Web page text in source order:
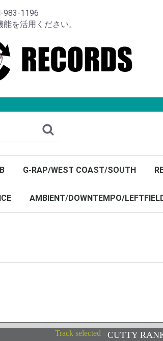
983-1196
を活用ください。
G-RAP/WEST COAST/SOUTH
AMBIENT/DOWNTEMPO/
Track selected : CUTTY